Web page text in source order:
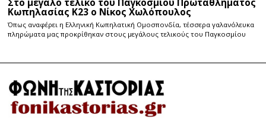
Κωπηλασίας Κ23 ο Νίκος Χωλόπουλος
Όπως αναφέρει η Ελληνική Κωπηλατική Ομοσπονδία, τέσσερα γαλανόλευκα
πληρώματα μας προκρίθηκαν στους μεγάλους τελικούς του Παγκοσμίου